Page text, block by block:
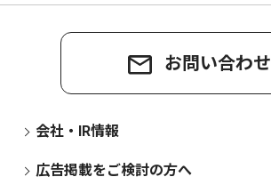
お問い合わせ
会社・IR情報
広告掲載をご検討の方へ